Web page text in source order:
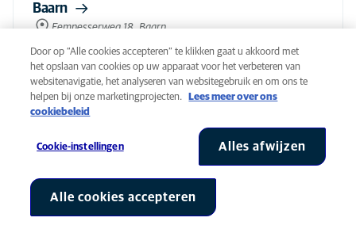
Baarn
Eemnesserweg 18, Baarn
09:00
17:00
Maak online afspraak
035 - 541 56 32
Zeeland
Cookie-instellingen
Door op “Alle cookies accepteren” te klikken gaat u akkoord met
het opslaan van cookies op uw apparaat voor het verbeteren van
websitenavigatie, het analyseren van websitegebruik en om ons te
helpen bij onze marketingprojecten.
Lees meer over ons
cookiebeleid
Cookie-instellingen Alles afwijzen
Alle cookies accepteren